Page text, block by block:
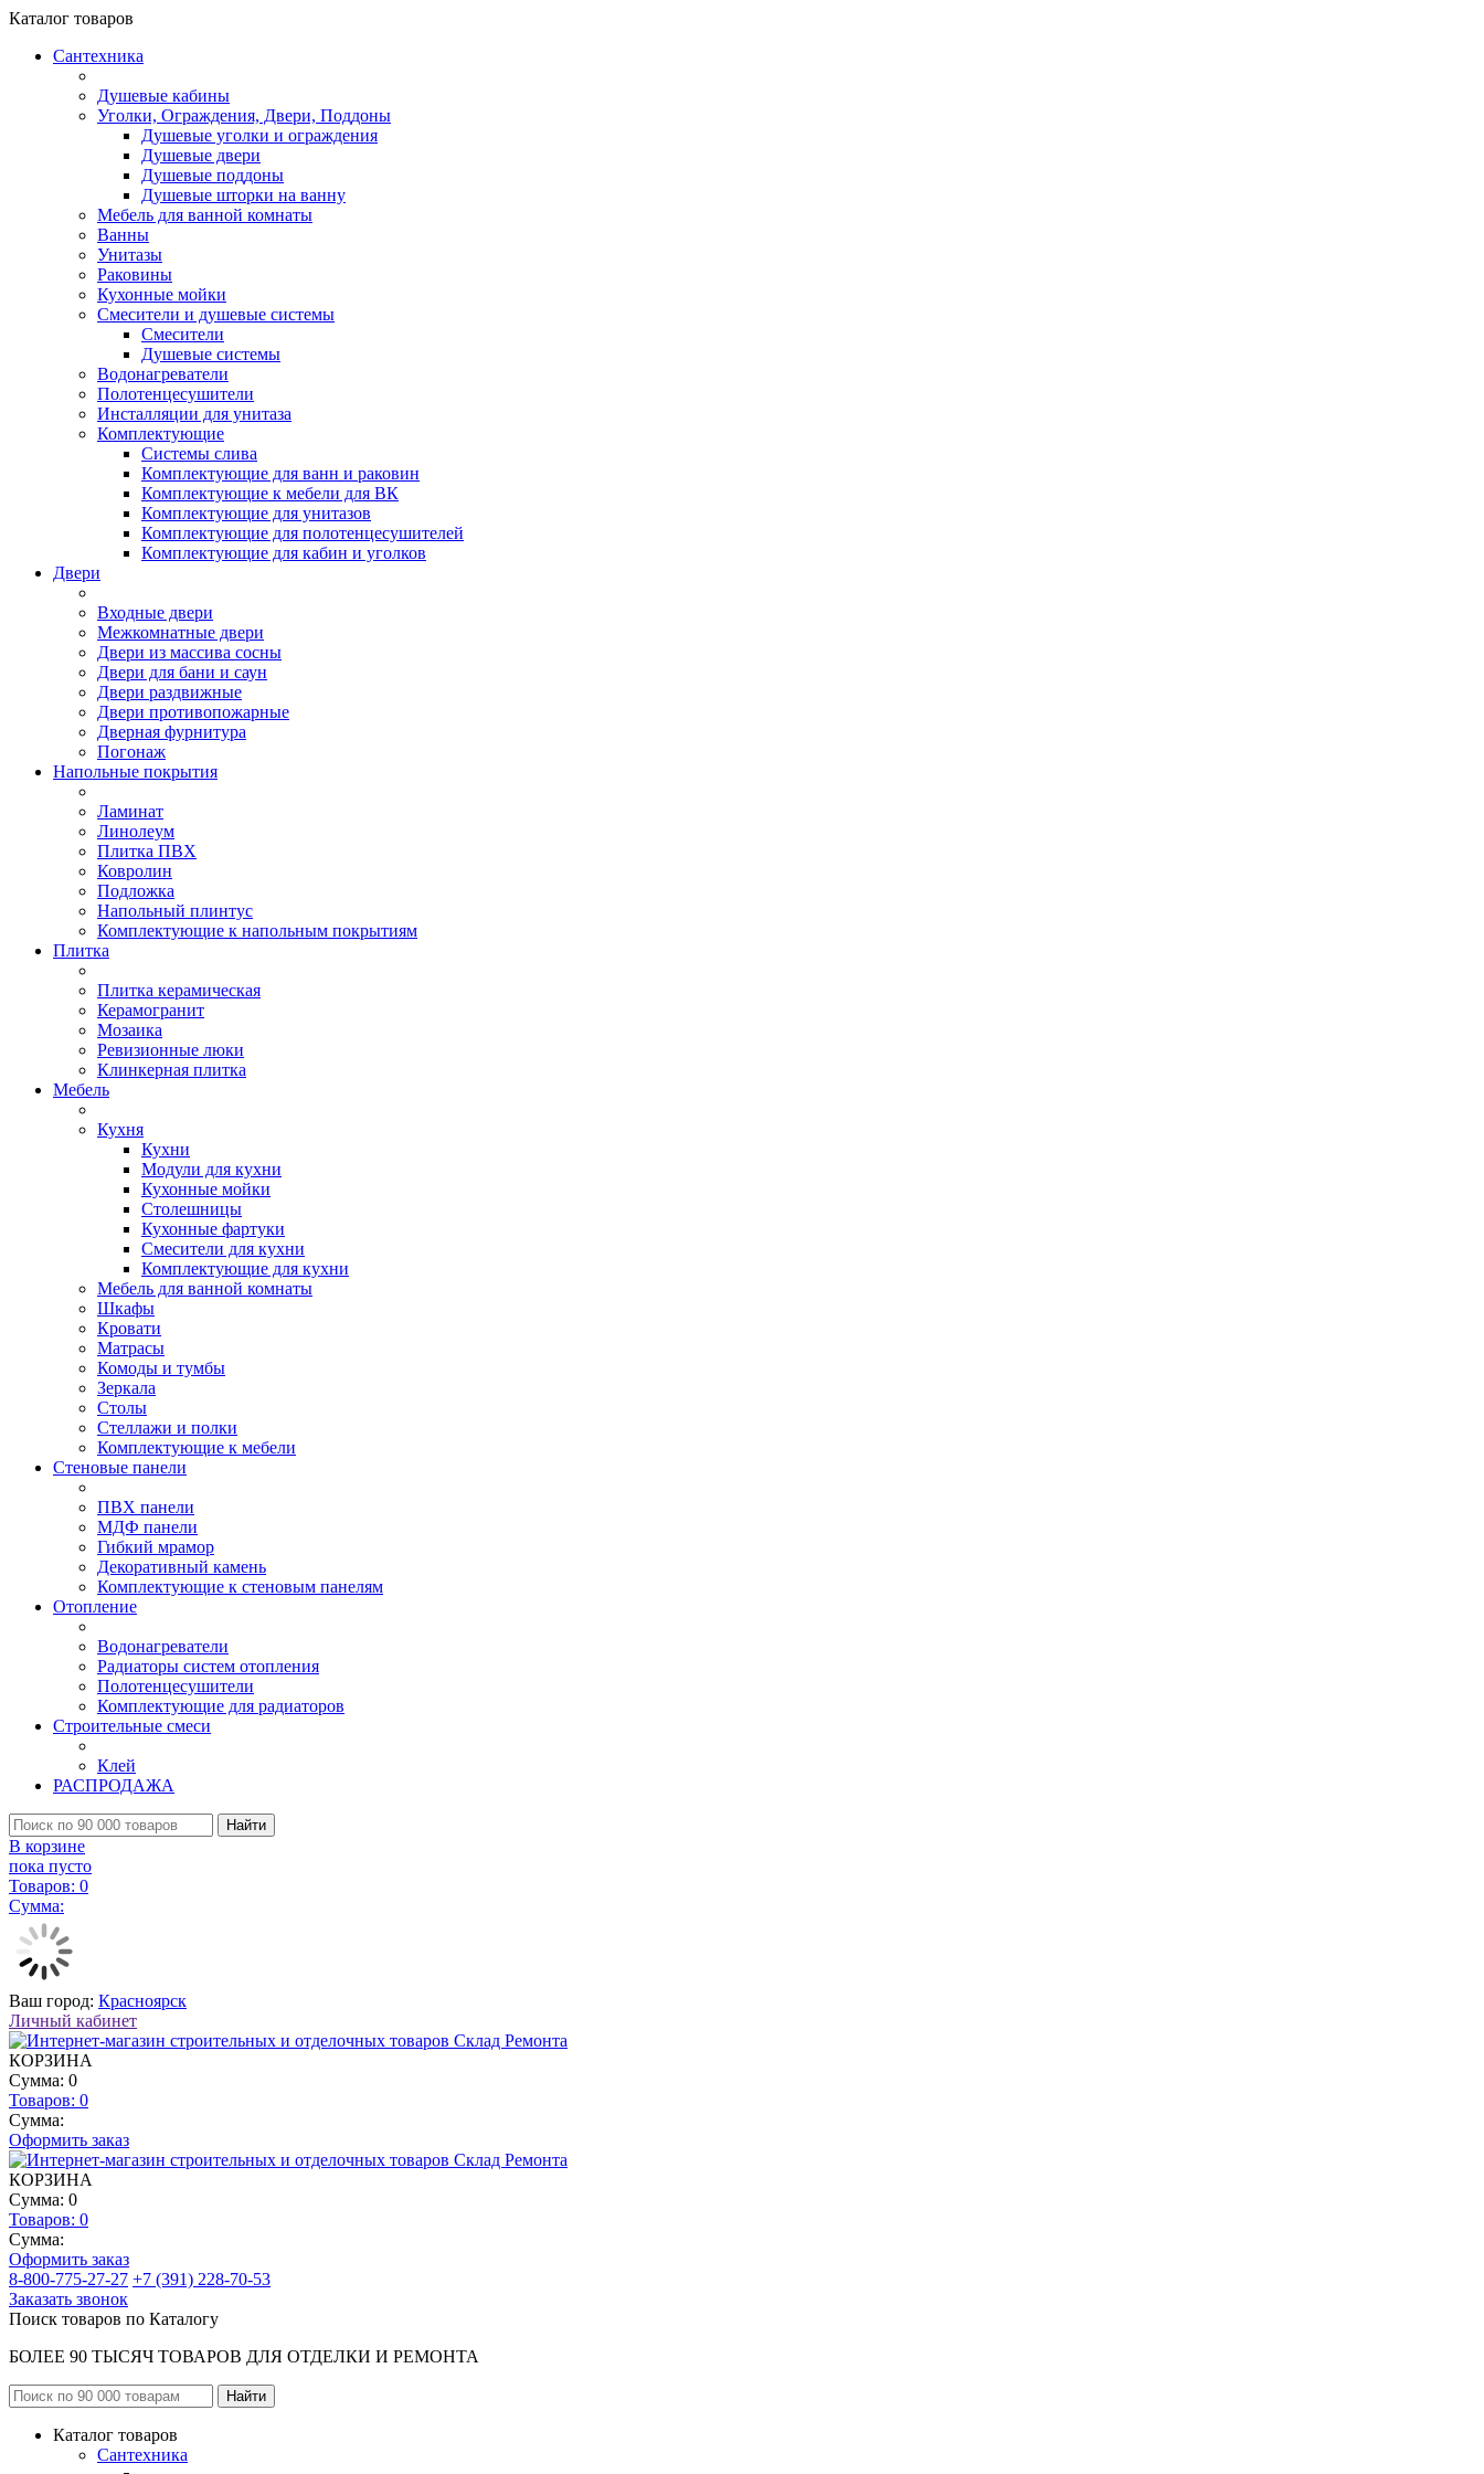
Каталог товаров
Сантехника
Душевые кабины
Уголки, Ограждения, Двери, Поддоны
Душевые уголки и ограждения
Душевые двери
Душевые поддоны
Душевые шторки на ванну
Мебель для ванной комнаты
Ванны
Унитазы
Раковины
Кухонные мойки
Смесители и душевые системы
Смесители
Душевые системы
Водонагреватели
Полотенцесушители
Инсталляции для унитаза
Комплектующие
Системы слива
Комплектующие для ванн и раковин
Комплектующие к мебели для ВК
Комплектующие для унитазов
Комплектующие для полотенцесушителей
Комплектующие для кабин и уголков
Двери
Входные двери
Межкомнатные двери
Двери из массива сосны
Двери для бани и саун
Двери раздвижные
Двери противопожарные
Дверная фурнитура
Погонаж
Напольные покрытия
Ламинат
Линолеум
Плитка ПВХ
Ковролин
Подложка
Напольный плинтус
Комплектующие к напольным покрытиям
Плитка
Плитка керамическая
Керамогранит
Мозаика
Ревизионные люки
Клинкерная плитка
Мебель
Кухня
Кухни
Модули для кухни
Кухонные мойки
Столешницы
Кухонные фартуки
Смесители для кухни
Комплектующие для кухни
Мебель для ванной комнаты
Шкафы
Кровати
Матрасы
Комоды и тумбы
Зеркала
Столы
Стеллажи и полки
Комплектующие к мебели
Стеновые панели
ПВХ панели
МДФ панели
Гибкий мрамор
Декоративный камень
Комплектующие к стеновым панелям
Отопление
Водонагреватели
Радиаторы систем отопления
Полотенцесушители
Комплектующие для радиаторов
Строительные смеси
Клей
РАСПРОДАЖА
Найти
В корзине
пока пусто
Товаров: 0
Сумма:
Ваш город: Красноярск
Личный кабинет
КОРЗИНА
Сумма: 0
Товаров: 0
Сумма:
Оформить заказ
КОРЗИНА
Сумма: 0
Товаров: 0
Сумма:
Оформить заказ
8-800-775-27-27 +7 (391) 228-70-53
Заказать звонок
Поиск товаров по Каталогу
БОЛЕЕ 90 ТЫСЯЧ ТОВАРОВ ДЛЯ ОТДЕЛКИ И РЕМОНТА
Каталог товаров
Сантехника